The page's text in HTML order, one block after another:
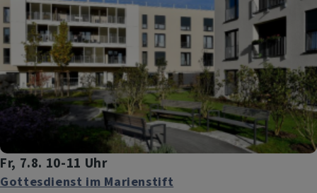
Fr, 7.8. 10-11 Uhr
Gottesdienst im Marienstift